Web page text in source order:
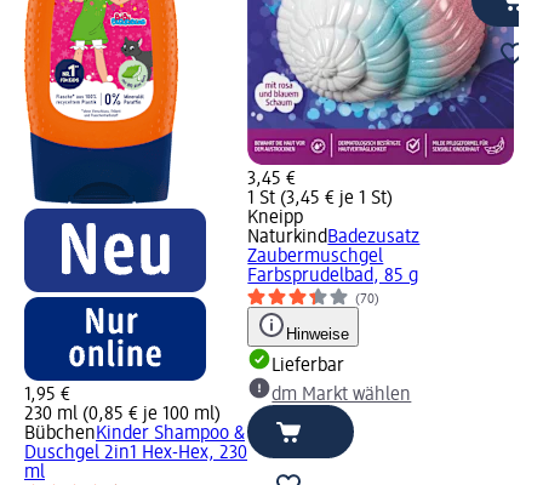
1,95 €
230 ml (0,85 € je 100 ml)
BübchenKinder Shampoo &
Duschgel 2in1 Hex-Hex, 230
ml
3,45 €
1 St (3,45 € je 1 St)
Kneipp
NaturkindBadezusatz
Zaubermuschgel
Farbsprudelbad, 85 g
(70)
Hinweise
Lieferbar
dm Markt wählen